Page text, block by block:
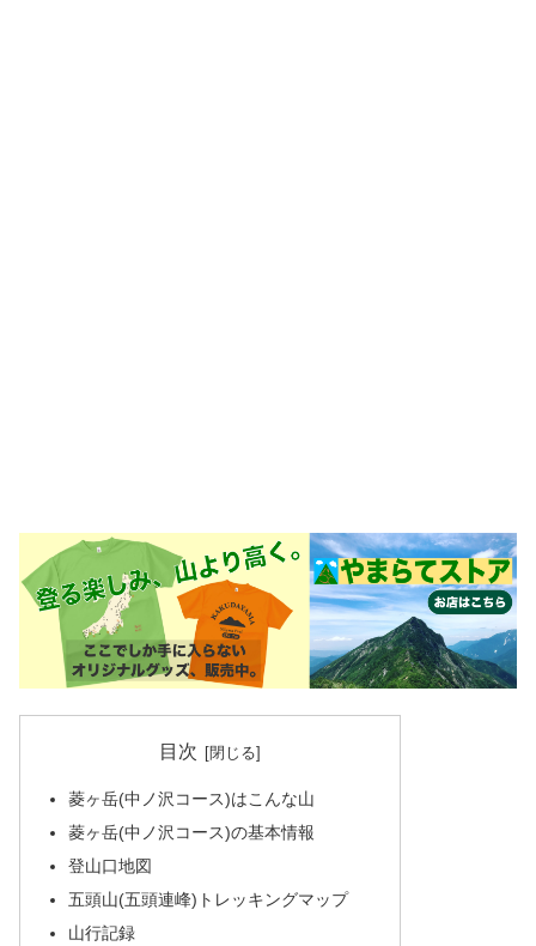
目次
菱ヶ岳(中ノ沢コース)はこんな山
菱ヶ岳(中ノ沢コース)の基本情報
登山口地図
五頭山(五頭連峰)トレッキングマップ
山行記録